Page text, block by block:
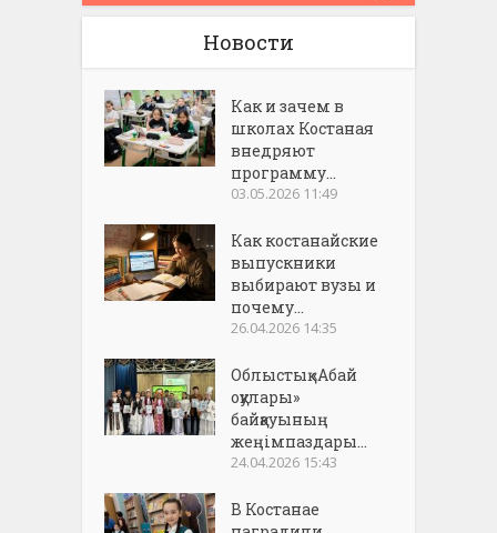
Новости
Как и зачем в
школах Костаная
внедряют
программу...
03.05.2026 11:49
Как костанайские
выпускники
выбирают вузы и
почему...
26.04.2026 14:35
Облыстық «Абай
оқулары»
байқауының
жеңімпаздары...
24.04.2026 15:43
В Костанае